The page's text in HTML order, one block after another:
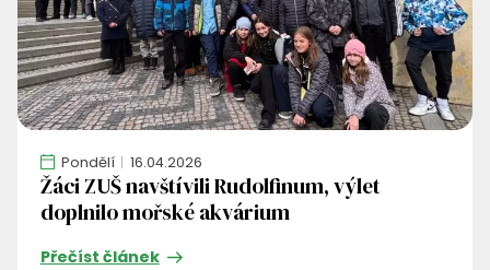
Pondělí 16.04.2026
Žáci ZUŠ navštívili Rudolfinum, výlet
doplnilo mořské akvárium
Přečíst článek